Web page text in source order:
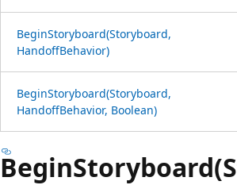
BeginStoryboard(Storyboard,
HandoffBehavior)
BeginStoryboard(Storyboard,
HandoffBehavior, Boolean)